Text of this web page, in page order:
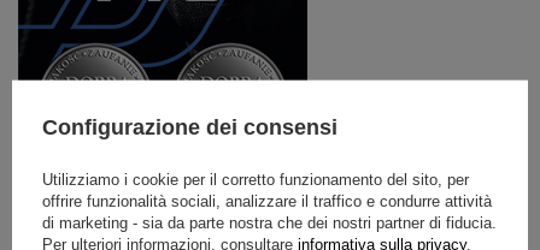
Linea professionale - attrezzature per uso
commerciale
Configurazione dei consensi
Utilizziamo i cookie per il corretto funzionamento del sito, per
offrire funzionalità sociali, analizzare il traffico e condurre attività
di marketing - sia da parte nostra che dei nostri partner di fiducia.
Per ulteriori informazioni, consultare informativa sulla privacy.